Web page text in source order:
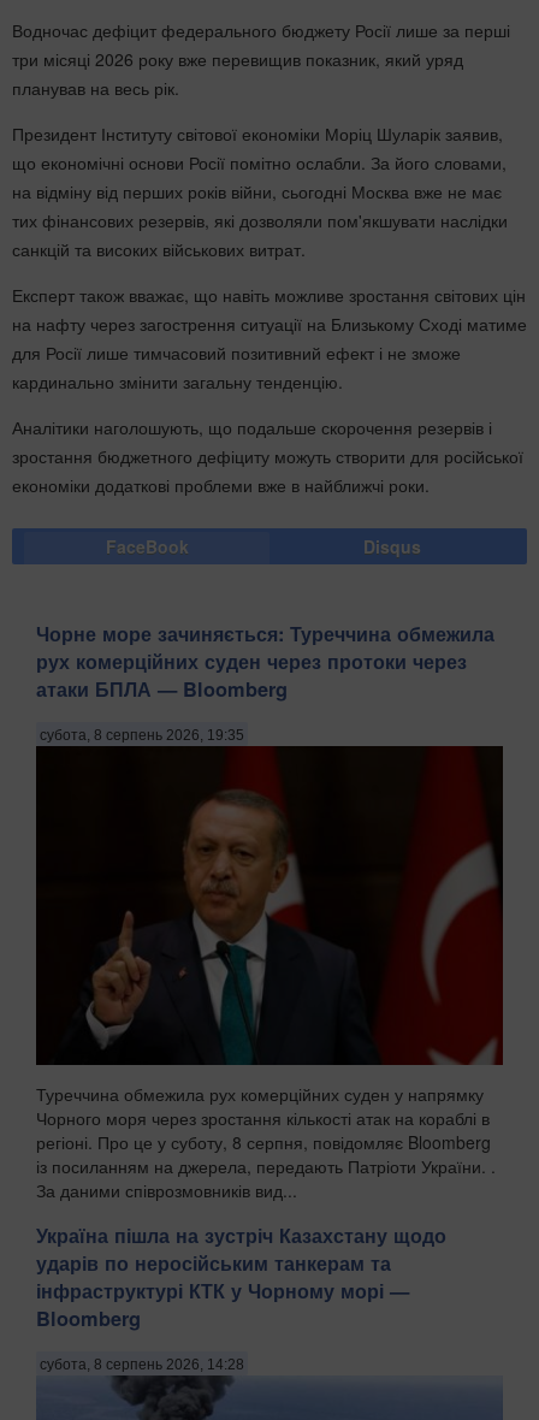
Водночас дефіцит федерального бюджету Росії лише за перші
три місяці 2026 року вже перевищив показник, який уряд
планував на весь рік.
Президент Інституту світової економіки Моріц Шуларік заявив,
що економічні основи Росії помітно ослабли. За його словами,
на відміну від перших років війни, сьогодні Москва вже не має
тих фінансових резервів, які дозволяли пом'якшувати наслідки
санкцій та високих військових витрат.
Експерт також вважає, що навіть можливе зростання світових цін
на нафту через загострення ситуації на Близькому Сході матиме
для Росії лише тимчасовий позитивний ефект і не зможе
кардинально змінити загальну тенденцію.
Аналітики наголошують, що подальше скорочення резервів і
зростання бюджетного дефіциту можуть створити для російської
економіки додаткові проблеми вже в найближчі роки.
FaceBook Disqus
Чорне море зачиняється: Туреччина обмежила
рух комерційних суден через протоки через
атаки БПЛА — Bloomberg
субота, 8 серпень 2026, 19:35
Туреччина обмежила рух комерційних суден у напрямку
Чорного моря через зростання кількості атак на кораблі в
регіоні. Про це у суботу, 8 серпня, повідомляє Bloomberg
із посиланням на джерела, передають Патріоти України. .
За даними співрозмовників вид...
Україна пішла на зустріч Казахстану щодо
ударів по неросійським танкерам та
інфраструктурі КТК у Чорному морі —
Bloomberg
субота, 8 серпень 2026, 14:28